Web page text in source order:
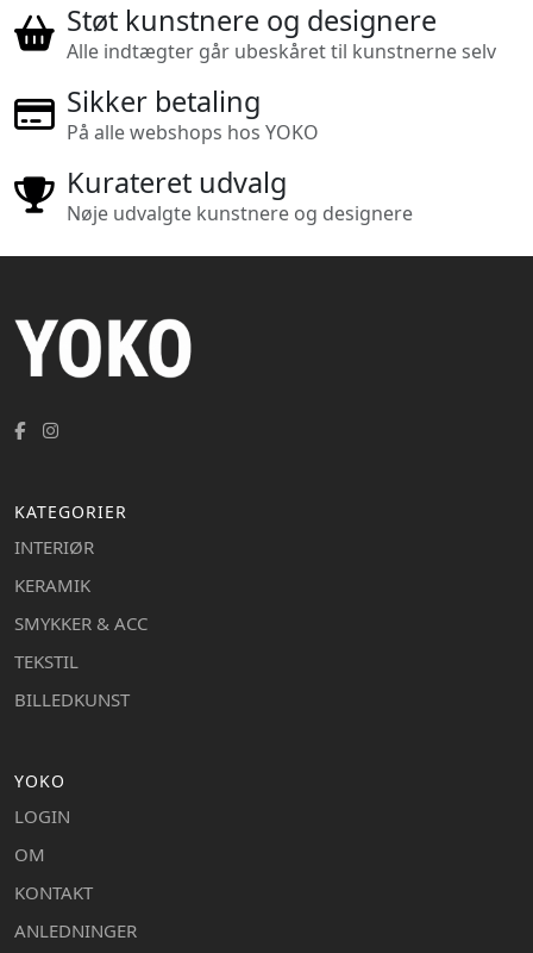
Støt kunstnere og designere
Alle indtægter går ubeskåret til kunstnerne selv
Sikker betaling
På alle webshops hos YOKO
Kurateret udvalg
Nøje udvalgte kunstnere og designere
KATEGORIER
INTERIØR
KERAMIK
SMYKKER & ACC
TEKSTIL
BILLEDKUNST
YOKO
LOGIN
OM
KONTAKT
ANLEDNINGER